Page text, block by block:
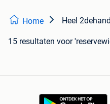
Home Heel
15 resultaten voor